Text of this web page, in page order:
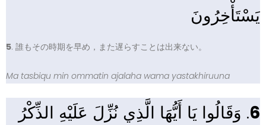
يَسْتَأْخِرُونَ
5. 誰もその時期を早め，また遅らすことは出来ない。
Ma tasbiqu min ommatin ajalaha wama yastakhiruuna
6. وَقَالُوا يَا أَيُّهَا الَّذِي نُزِّلَ عَلَيْهِ الذِّكْرُ